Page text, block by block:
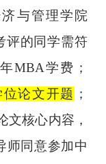
与管理学院
评的同学需符
MBA学费；
论文开题 ；
文核心内容，
师同意参加中